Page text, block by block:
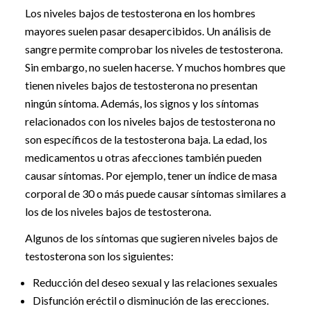
Los niveles bajos de testosterona en los hombres
mayores suelen pasar desapercibidos. Un análisis de
sangre permite comprobar los niveles de testosterona.
Sin embargo, no suelen hacerse. Y muchos hombres que
tienen niveles bajos de testosterona no presentan
ningún síntoma. Además, los signos y los síntomas
relacionados con los niveles bajos de testosterona no
son específicos de la testosterona baja. La edad, los
medicamentos u otras afecciones también pueden
causar síntomas. Por ejemplo, tener un índice de masa
corporal de 30 o más puede causar síntomas similares a
los de los niveles bajos de testosterona.
Algunos de los síntomas que sugieren niveles bajos de
testosterona son los siguientes:
Reducción del deseo sexual y las relaciones sexuales
Disfunción eréctil o disminución de las erecciones.